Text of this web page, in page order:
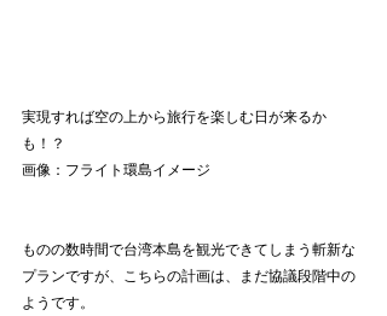
実現すれば空の上から旅行を楽しむ日が来るか
も！？
画像：フライト環島イメージ
ものの数時間で台湾本島を観光できてしまう斬新な
プランですが、こちらの計画は、まだ協議段階中の
ようです。